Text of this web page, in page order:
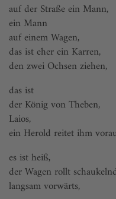
auf der Straße ein Mann,
ein Mann
auf einem Wagen,
das ist eher ein Karren,
den zwei Ochsen ziehen,
das ist
der König von Theben,
Laios,
ein Herold reitet ihm
es ist heiß,
der Wagen rollt
langsam vorwärts,